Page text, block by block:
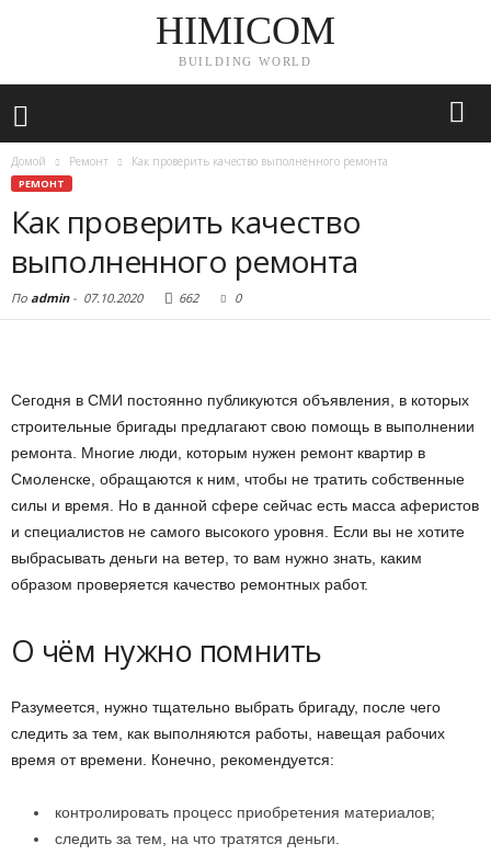
HIMICOM
BUILDING WORLD
Домой Ремонт Как проверить качество выполненного ремонта
РЕМОНТ
Как проверить качество
выполненного ремонта
По admin- 07.10.2020 662 0
Сегодня в СМИ постоянно публикуются объявления, в которых
строительные бригады предлагают свою помощь в выполнении
ремонта. Многие люди, которым нужен ремонт квартир в
Смоленске, обращаются к ним, чтобы не тратить собственные
силы и время. Но в данной сфере сейчас есть масса аферистов
и специалистов не самого высокого уровня. Если вы не хотите
выбрасывать деньги на ветер, то вам нужно знать, каким
образом проверяется качество ремонтных работ.
О чём нужно помнить
Разумеется, нужно тщательно выбрать бригаду, после чего
следить за тем, как выполняются работы, навещая рабочих
время от времени. Конечно, рекомендуется:
контролировать процесс приобретения материалов;
следить за тем, на что тратятся деньги.